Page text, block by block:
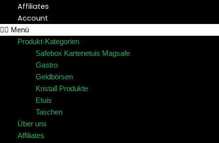
i
n
Affiliates
Account
Menü
Produkt-Kategorien
Safebox Kartenetuis Magsafe
Gastro
Geldbörsen
Kristall Produkte
Etuis
Taschen
Über uns
Affiliates